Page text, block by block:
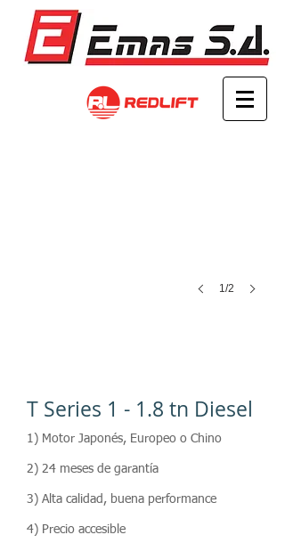
1/2
T Series 1 - 1.8 tn Diesel
1) Motor Japonés, Europeo o Chino
2) 24 meses de garantía
3) Alta calidad, buena performance
4) Precio accesible